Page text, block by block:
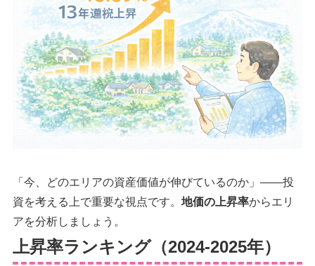
「今、どのエリアの資産価値が伸びているのか」——投
資を考える上で重要な視点です。 地価の上昇率からエリ
アを分析しましょう。
上昇率ランキング（2024-2025年）